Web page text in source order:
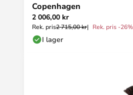
Copenhagen
2 006,00 kr
Rek. pris2 715,00 kr Rek. pris -26%
I lager